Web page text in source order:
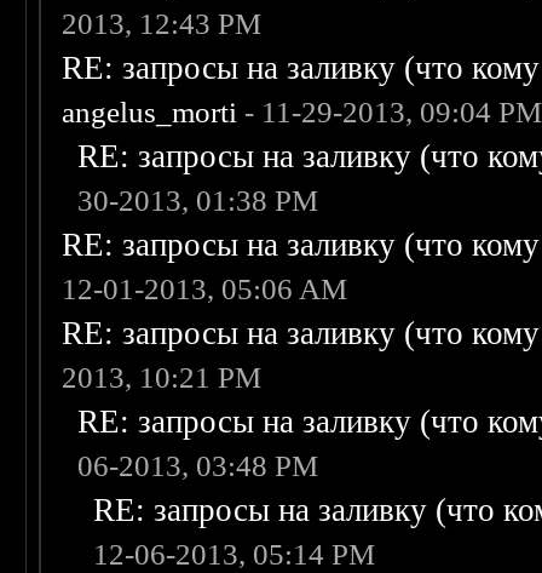
2013, 12:43 PM
RE: запросы на заливку (что
angelus_morti - 11-29-2013, 09:04 PM
RE: запросы на заливку (что
30-2013, 01:38 PM
RE: запросы на заливку (что
12-01-2013, 05:06 AM
RE: запросы на заливку (что
2013, 10:21 PM
RE: запросы на заливку (что
06-2013, 03:48 PM
RE: запросы на заливку (что
12-06-2013, 05:14 PM